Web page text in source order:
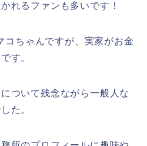
れるファンも多いです！
ちゃんですが、実家がお金
す。
ついて残念ながら一般人な
た。